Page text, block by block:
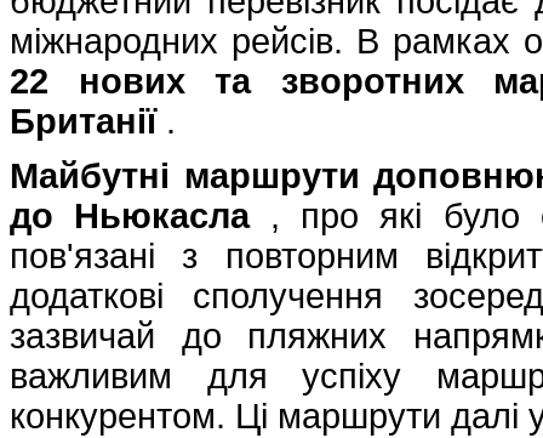
міжнародних рейсів. В рамках
22 нових та зворотних
Британії.
Майбутні маршрути
до Ньюкасла, про які було
пов'язані з повторним
додаткові сполучення
зазвичай до пляжних
важливим для успіху
конкурентом. Ці маршрути далі